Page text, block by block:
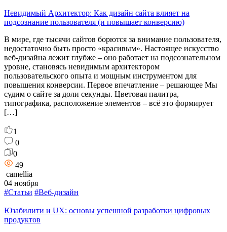
Невидимый Архитектор: Как дизайн сайта влияет на
подсознание пользователя (и повышает конверсию)
В мире, где тысячи сайтов борются за внимание пользователя,
недостаточно быть просто «красивым». Настоящее искусство
веб-дизайна лежит глубже – оно работает на подсознательном
уровне, становясь невидимым архитектором
пользовательского опыта и мощным инструментом для
повышения конверсии. Первое впечатление – решающее Мы
судим о сайте за доли секунды. Цветовая палитра,
типографика, расположение элементов – всё это формирует
[…]
1
0
0
49
camellia
04 ноября
#Статьи #Веб-дизайн
Юзабилити и UX: основы успешной разработки цифровых
продуктов